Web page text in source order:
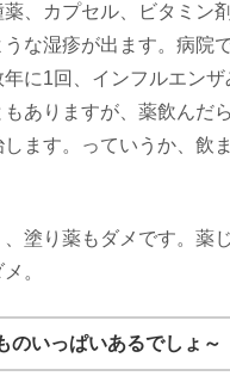
薬、カプセル、ビタミン
な湿疹が出ます。病院
に1回、インフルエン
ありますが、薬飲んだ
ます。っていうか、飲
塗り薬もダメです。薬
。
のいっぱいあるでしょ～